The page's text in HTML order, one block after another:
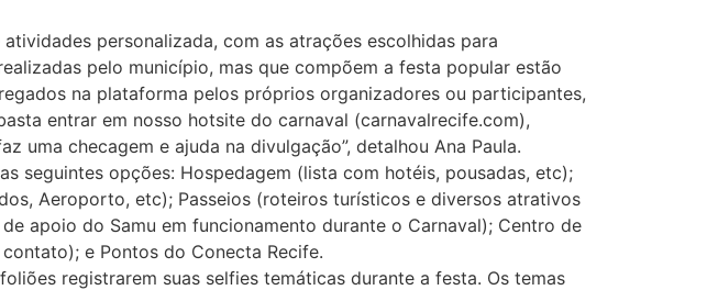
personalizada, com as atrações escolhidas para
pelo município, mas que compõem a festa popular estão
na plataforma pelos próprios organizadores ou participantes,
entrar em nosso hotsite do carnaval (carnavalrecife.com),
uma checagem e ajuda na divulgação”, detalhou Ana Paula.
seguintes opções: Hospedagem (lista com hotéis, pousadas, etc);
Aeroporto, etc); Passeios (roteiros turísticos e diversos atrativos
apoio do Samu em funcionamento durante o Carnaval); Centro de
e Pontos do Conecta Recife.
registrarem suas selfies temáticas durante a festa. Os temas